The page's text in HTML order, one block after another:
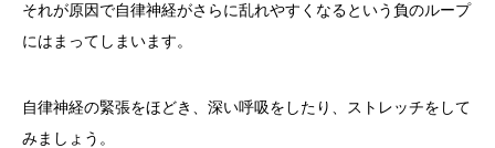
それが原因で自律神経がさらに乱れやすくなるという負のループ
にはまってしまいます。
自律神経の緊張をほどき、深い呼吸をしたり、ストレッチをして
みましょう。